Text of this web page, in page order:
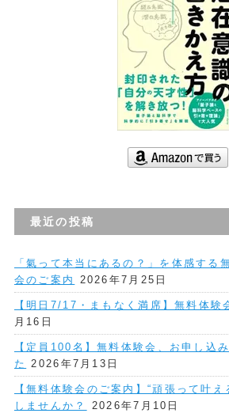
最近の投稿
「氣って本当にあるの？」を体感する
会のご案内
2026年7月25日
【明日7/17・まもなく満席】無料体験
月16日
【定員100名】無料体験会、お申し込
た
2026年7月13日
【無料体験会のご案内】“頑張って叶
しませんか？
2026年7月10日